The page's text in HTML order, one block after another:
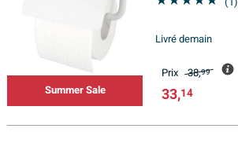
Summer Sale
Livré demain
Prix 38,99
33,14